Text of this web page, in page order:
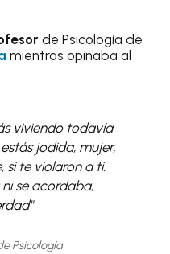
de Psicología de
mientras opinaba al
viviendo todavía
jodida, mujer,
si te violaron a ti.
se acordaba,
Psicología